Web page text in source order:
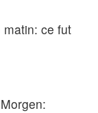
ce fut